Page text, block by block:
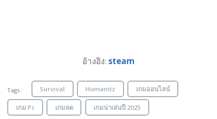
อ้างอิง: steam
Tags : Survival Humanitz เกมออนไลน์
เกม Pc เกมลด เกมน่าเล่นปี 2025